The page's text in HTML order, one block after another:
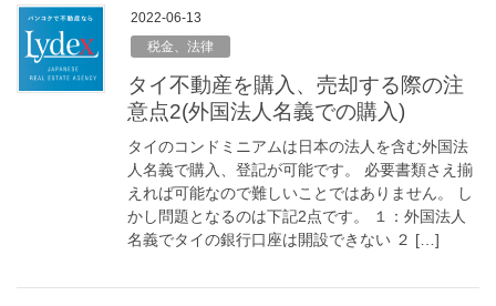
2022-06-13
税金、法律
タイ不動産を購入、売却する際の注
意点2(外国法人名義での購入)
タイのコンドミニアムは日本の法人を含む外国法
人名義で購入、登記が可能です。 必要書類さえ揃
えれば可能なので難しいことではありません。 し
かし問題となるのは下記2点です。 １：外国法人
名義でタイの銀行口座は開設できない ２ […]